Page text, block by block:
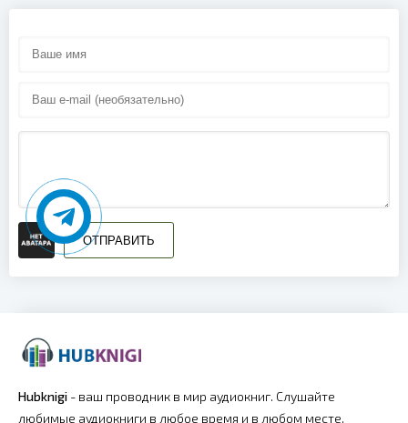
018
ОТПРАВИТЬ
Hubknigi - ваш проводник в мир аудиокниг. Слушайте
любимые аудиокниги в любое время и в любом месте.